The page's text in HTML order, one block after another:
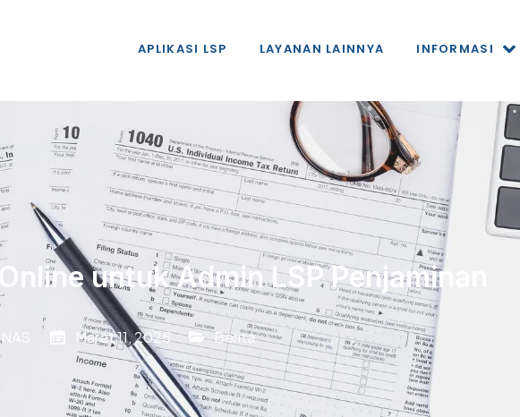
APLIKASI LSP LAYANAN LAINNYA INFORMASI
untuk Admin LSP Penjaminan
Maret 11, 2025 Berita